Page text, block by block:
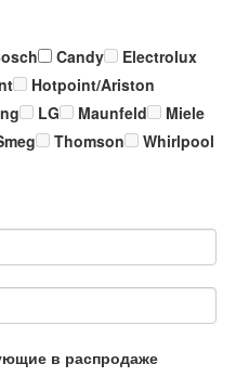
Candy
Electrolux
Hotpoint/Ariston
LG Maunfeld
Miele
Thomson
Whirlpool
в распродаже